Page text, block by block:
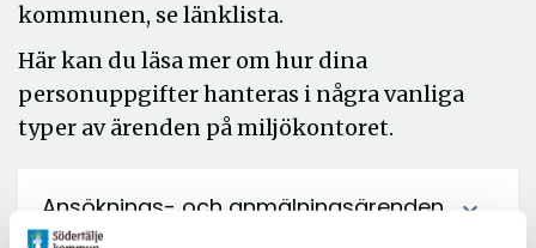
kommunen, se länklista.
Här kan du läsa mer om hur dina
personuppgifter hanteras i några vanliga
typer av ärenden på miljökontoret.
Ansöknings- och anmälningsärenden
inom miljö- och hälsoskydd samt
expand_more